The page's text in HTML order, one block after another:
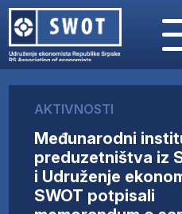
O NAMA
AKTUELNO
ANALIZE
KOMPANIJE
FINANSIJE
AKTIVNOSTI
Međunarodni
preduzetništva iz
i Udruženje
SWOT potpisali